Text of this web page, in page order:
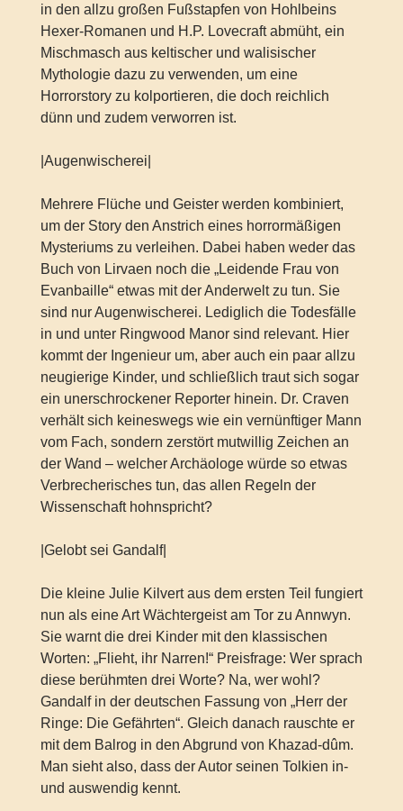
in den allzu großen Fußstapfen von Hohlbeins
Hexer-Romanen und H.P. Lovecraft abmüht, ein
Mischmasch aus keltischer und walisischer
Mythologie dazu zu verwenden, um eine
Horrorstory zu kolportieren, die doch reichlich
dünn und zudem verworren ist.
|Augenwischerei|
Mehrere Flüche und Geister werden kombiniert,
um der Story den Anstrich eines horrormäßigen
Mysteriums zu verleihen. Dabei haben weder das
Buch von Lirvaen noch die „Leidende Frau von
Evanbaille“ etwas mit der Anderwelt zu tun. Sie
sind nur Augenwischerei. Lediglich die Todesfälle
in und unter Ringwood Manor sind relevant. Hier
kommt der Ingenieur um, aber auch ein paar allzu
neugierige Kinder, und schließlich traut sich sogar
ein unerschrockener Reporter hinein. Dr. Craven
verhält sich keineswegs wie ein vernünftiger Mann
vom Fach, sondern zerstört mutwillig Zeichen an
der Wand – welcher Archäologe würde so etwas
Verbrecherisches tun, das allen Regeln der
Wissenschaft hohnspricht?
|Gelobt sei Gandalf|
Die kleine Julie Kilvert aus dem ersten Teil fungiert
nun als eine Art Wächtergeist am Tor zu Annwyn.
Sie warnt die drei Kinder mit den klassischen
Worten: „Flieht, ihr Narren!“ Preisfrage: Wer sprach
diese berühmten drei Worte? Na, wer wohl?
Gandalf in der deutschen Fassung von „Herr der
Ringe: Die Gefährten“. Gleich danach rauschte er
mit dem Balrog in den Abgrund von Khazad-dûm.
Man sieht also, dass der Autor seinen Tolkien in-
und auswendig kennt.